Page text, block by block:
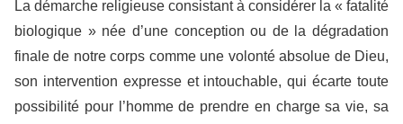
La démarche religieuse consistant à considérer la « fatalité
biologique » née d’une conception ou de la dégradation
finale de notre corps comme une volonté absolue de Dieu,
son intervention expresse et intouchable, qui écarte toute
possibilité pour l’homme de prendre en charge sa vie, sa